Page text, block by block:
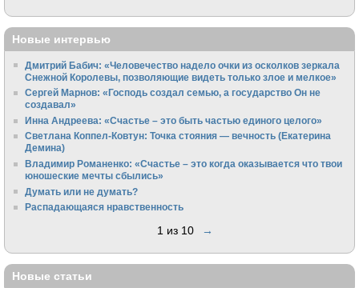
Новые интервью
Дмитрий Бабич: «Человечество надело очки из осколков зеркала
Снежной Королевы, позволяющие видеть только злое и мелкое»
Сергей Марнов: «Господь создал семью, а государство Он не
создавал»
Инна Андреева: «Счастье – это быть частью единого целого»
Светлана Коппел-Ковтун: Точка стояния — вечность (Екатерина
Демина)
Владимир Романенко: «Счастье – это когда оказывается что твои
юношеские мечты сбылись»
Думать или не думать?
Распадающаяся нравственность
1 из 10 →
Новые статьи